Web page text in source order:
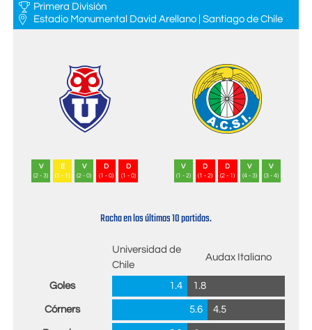
Primera División
Estadio Monumental David Arellano | Santiago de Chile
V
(2 - 3)
E
(1 - 1)
V
(2 - 0)
D
(1 - 0)
D
(1 - 0)
V
(1 - 2)
D
(1 - 2)
D
(2 - 1)
V
(4 - 3)
V
(3 - 4)
Racha en los últimos 10 partidos.
Universidad de
Chile
Audax Italiano
Goles 1.4 1.8
Córners 5.6 4.5